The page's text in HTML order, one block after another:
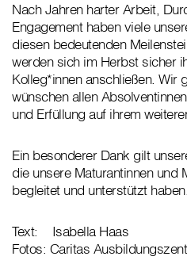
Nach Jahren harter Arbeit,
Engagement haben viele
diesen bedeutenden
werden sich im Herbst sicher
Kolleg*innen anschließen. Wir
wünschen allen
und Erfüllung auf ihrem
Ein besonderer Dank gilt
die unsere Maturantinnen und
begleitet und unterstützt haben.
Text: Isabella Haas
Fotos: Caritas